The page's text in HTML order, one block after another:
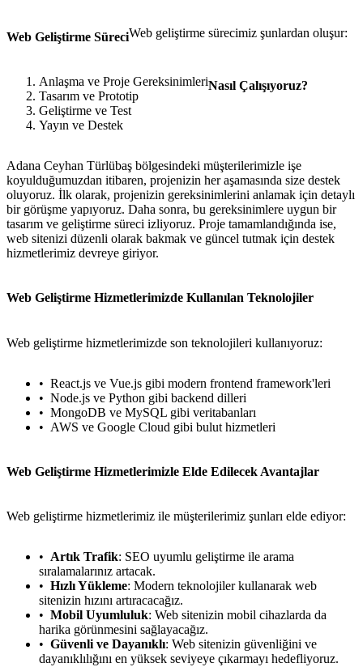
Web Geliştirme SüreciWeb geliştirme sürecimiz şunlardan oluşur:
Anlaşma ve Proje Gereksinimleri
Tasarım ve Prototip
Geliştirme ve Test
Yayın ve Destek
Nasıl Çalışıyoruz?
Adana Ceyhan Türlübaş bölgesindeki müşterilerimizle işe
koyulduğumuzdan itibaren, projenizin her aşamasında size destek
oluyoruz. İlk olarak, projenizin gereksinimlerini anlamak için detaylı
bir görüşme yapıyoruz. Daha sonra, bu gereksinimlere uygun bir
tasarım ve geliştirme süreci izliyoruz. Proje tamamlandığında ise,
web sitenizi düzenli olarak bakmak ve güncel tutmak için destek
hizmetlerimiz devreye giriyor.
Web Geliştirme Hizmetlerimizde Kullanılan Teknolojiler
Web geliştirme hizmetlerimizde son teknolojileri kullanıyoruz:
React.js ve Vue.js gibi modern frontend framework'leri
Node.js ve Python gibi backend dilleri
MongoDB ve MySQL gibi veritabanları
AWS ve Google Cloud gibi bulut hizmetleri
Web Geliştirme Hizmetlerimizle Elde Edilecek Avantajlar
Web geliştirme hizmetlerimiz ile müşterilerimiz şunları elde ediyor:
Artık Trafik: SEO uyumlu geliştirme ile arama
sıralamalarınız artacak.
Hızlı Yükleme: Modern teknolojiler kullanarak web
sitenizin hızını artıracacağız.
Mobil Uyumluluk: Web sitenizin mobil cihazlarda da
harika görünmesini sağlayacağız.
Güvenli ve Dayanıklı: Web sitenizin güvenliğini ve
dayanıklılığını en yüksek seviyeye çıkarmayı hedefliyoruz.